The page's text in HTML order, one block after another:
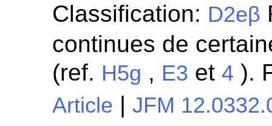
Classification: D2eβ
continues de
(ref. H5g , E3 et4 ).
Article |JFM